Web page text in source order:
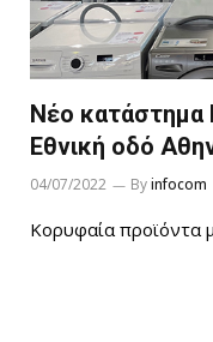
Νέο
Εθνική οδό
04/07/2022 Byinfocom
Κορυφαία προϊόντα